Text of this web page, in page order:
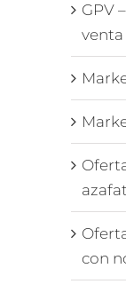
GPV
venta
con